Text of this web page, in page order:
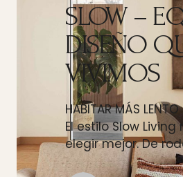
SLOW –
DISEÑO
VIVIMOS
HABITAR MÁS
El estilo Slow
elegir mejor. De